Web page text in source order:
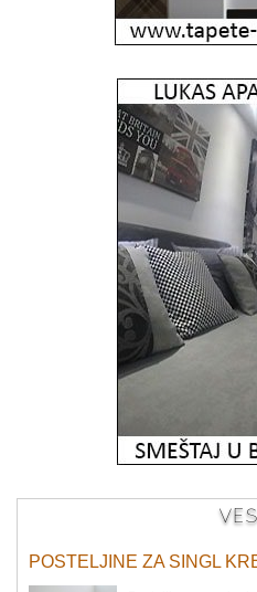
POSTELJINE ZA SINGL